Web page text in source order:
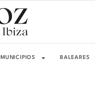
MUNICIPIOS BALEARES